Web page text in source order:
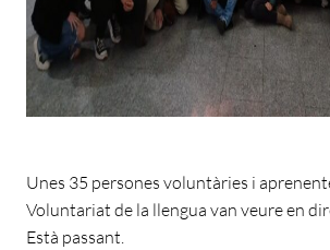
Unes 35 persones voluntàries i
Voluntariat de la llengua van veure en
Està passant.